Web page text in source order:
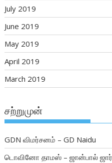
July 2019
June 2019
May 2019
April 2019
March 2019
சற்றுமுன்
GDN விமர்சனம் – GD Naidu
டொவினோ தாமஸ் – ஜான்பால் ஜார்ஜ்